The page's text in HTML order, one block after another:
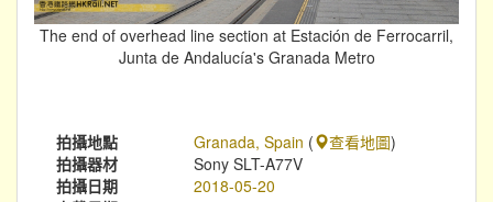
The end of overhead line section at Estación de Ferrocarril,
Junta de Andalucía's Granada Metro
拍攝地點 Granada, Spain ( 查看地圖)
拍攝器材
Sony SLT-A77V
拍攝日期
2018-05-20